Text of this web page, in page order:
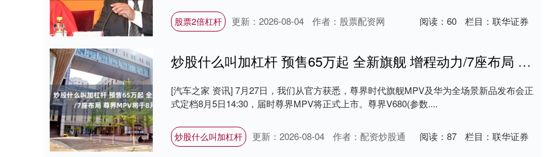
股票2倍杠杆 更新：2026-08-04 作者：股票配资网 阅读： 60 栏目： 联华证券
炒股什么叫加杠杆 预售65万起 全新旗舰 增程动力/7座布局 尊界MPV将于8月5日上市
[汽车之家 资讯] 7月27日，我们从官方获悉，尊界时代旗舰MPV及华为全场景新品发布会正
式定档8月5日14:30，届时尊界MPV将正式上市。尊界V680(参数....
炒股什么叫加杠杆 更新：2026-08-04 作者：配资炒股通 阅读： 87 栏目： 联华证券